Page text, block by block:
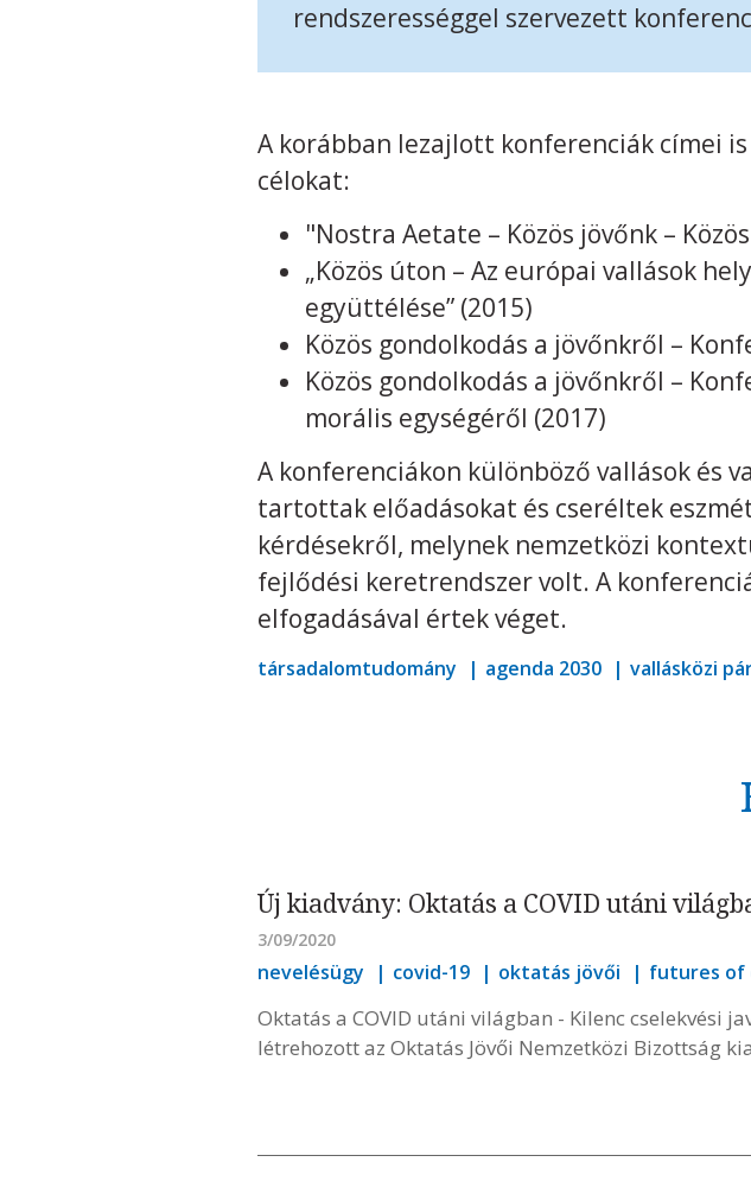
rendszerességgel szervezett
A korábban lezajlott konferenciák címei
célokat:
"Nostra Aetate – Közös jövőnk –
„Közös úton – Az európai vallások
együttélése” (2015)
Közös gondolkodás a jövőnkről –
Közös gondolkodás a jövőnkről –
morális egységéről (2017)
A konferenciákon különböző vallások és
tartottak előadásokat és cseréltek
kérdésekről, melynek nemzetközi
fejlődési keretrendszer volt. A
elfogadásával értek véget.
társadalomtudomány agenda 2030 vallásközi
Új kiadvány: Oktatás a COVID utáni
3/09/2020
nevelésügy covid-19 oktatás jövői futures of
Oktatás a COVID utáni világban - Kilenc cselekvési
létrehozott az Oktatás Jövői Nemzetközi Bizottság